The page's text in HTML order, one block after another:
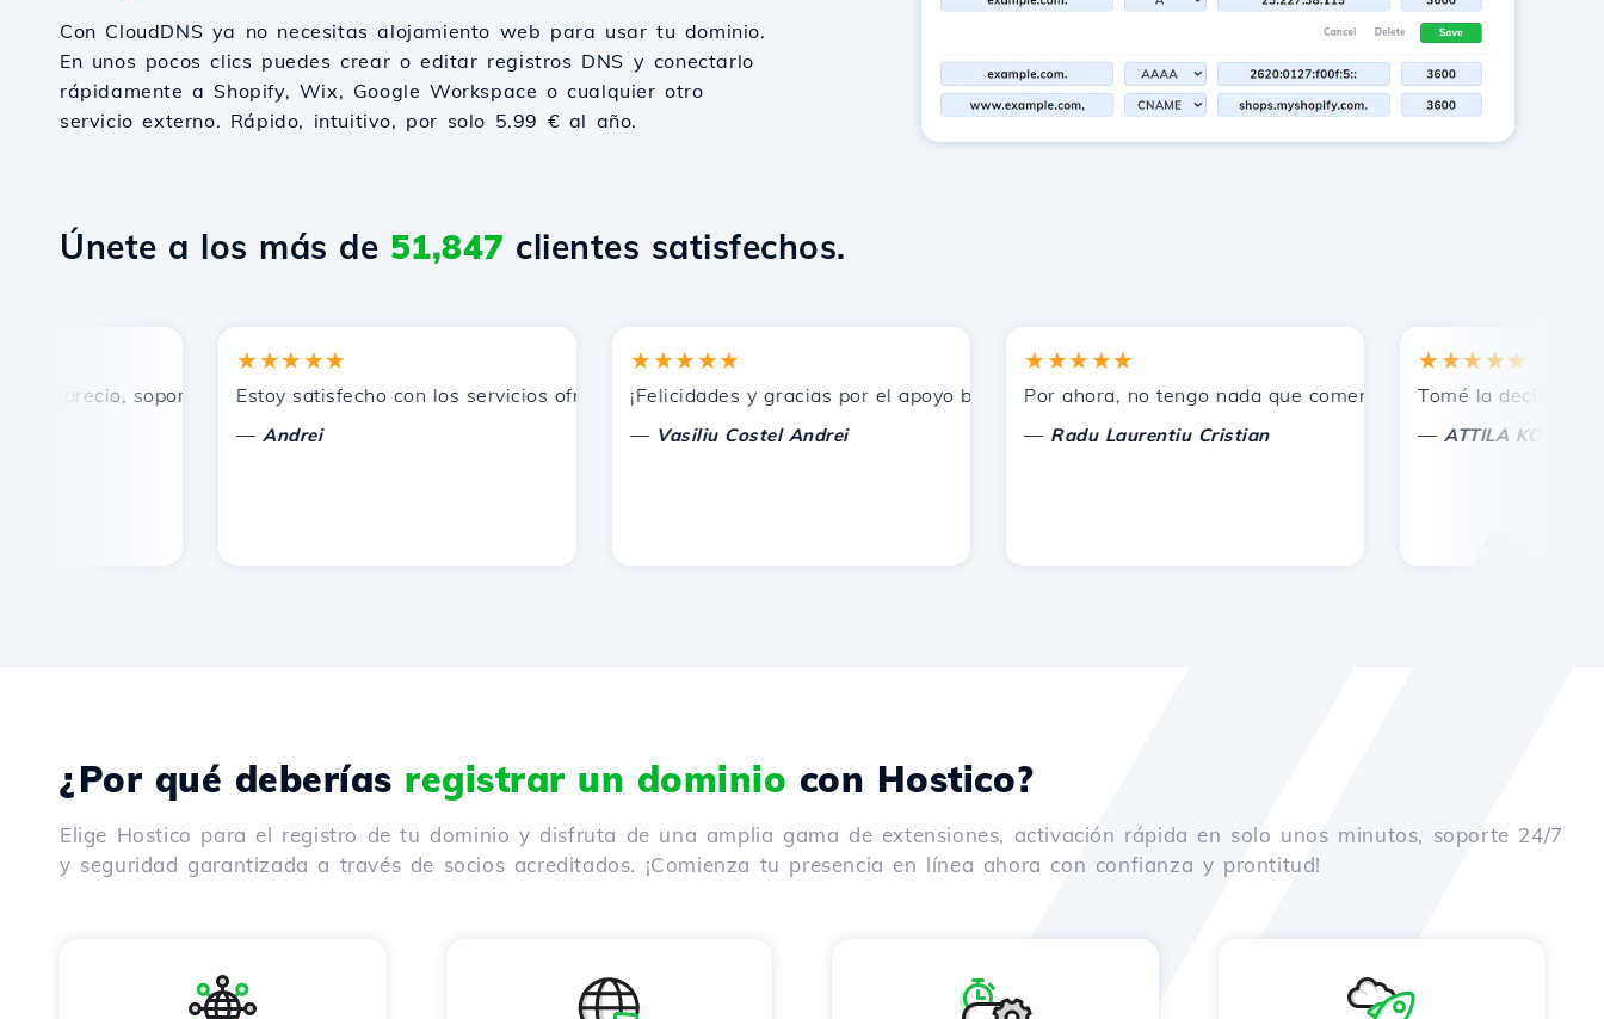
Con CloudDNS ya no necesitas alojamiento web para usar tu dominio.
En unos pocos clics puedes crear o editar registros DNS y conectarlo
rápidamente a Shopify, Wix, Google Workspace o cualquier otro
servicio externo. Rápido, intuitivo, por solo 5.99 € al año.
Únete a los más de 51,847 clientes satisfechos.
precio, soporte técnico rápido y eficiente.
★★★★★
Estoy satisfecho con los servicios ofrecidos por Hostico. Los he recomendado a otros conocidos.
Andrei
★★★★★
¡Felicidades y gracias por el apoyo brindado!
Vasiliu Costel Andrei
★★★★★
Por ahora, no tengo nada que comentar, solo agradecer. Con
Radu Laurentiu Cristian
★★★★★
Tomé la decisión
ATTILA KOLES
¿Por qué deberías registrar un dominio con Hostico?
Elige Hostico para el registro de tu dominio y disfruta de una amplia gama de extensiones, activación rápida en solo unos minutos, soporte 24/7
y seguridad garantizada a través de socios acreditados. ¡Comienza tu presencia en línea ahora con confianza y prontitud!